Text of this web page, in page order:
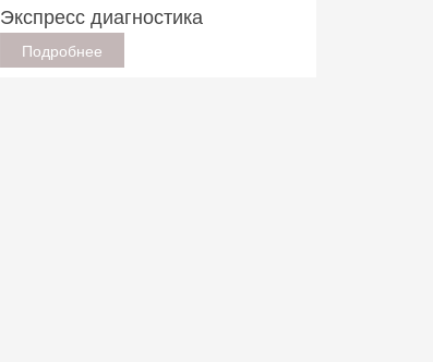
Экспресс диагностика
Подробнее